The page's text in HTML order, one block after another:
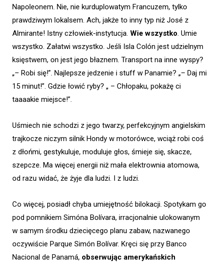
Napoleonem. Nie, nie kurduplowatym Francuzem, tylko
prawdziwym lokalsem. Ach, jakże to inny typ niż José z
Almirante! Istny człowiek-instytucja. Wie wszystko. Umie
wszystko. Załatwi wszystko. Jeśli Isla Colón jest udzielnym
księstwem, on jest jego błaznem. Transport na inne wyspy?
„– Robi się!”. Najlepsze jedzenie i stuff w Panamie? „– Daj mi
15 minut!”. Gdzie łowić ryby? „ – Chłopaku, pokażę ci
taaaakie miejsce!”.
Uśmiech nie schodzi z jego twarzy, perfekcyjnym angielskim
trajkocze niczym silnik Hondy w motorówce, wciąż robi coś
z dłońmi, gestykuluje, moduluje głos, śmieje się, skacze,
szepcze. Ma więcej energii niż mała elektrownia atomowa,
od razu widać, że żyje dla ludzi. I z ludzi.
Co więcej, posiadł chyba umiejętność bilokacji. Spotykam go
pod pomnikiem Simóna Bolívara, irracjonalnie ulokowanym
w samym środku dziecięcego planu zabaw, nazwanego
oczywiście Parque Simón Bolívar. Kręci się przy Banco
Nacional de Panamá, obserwując amerykańskich